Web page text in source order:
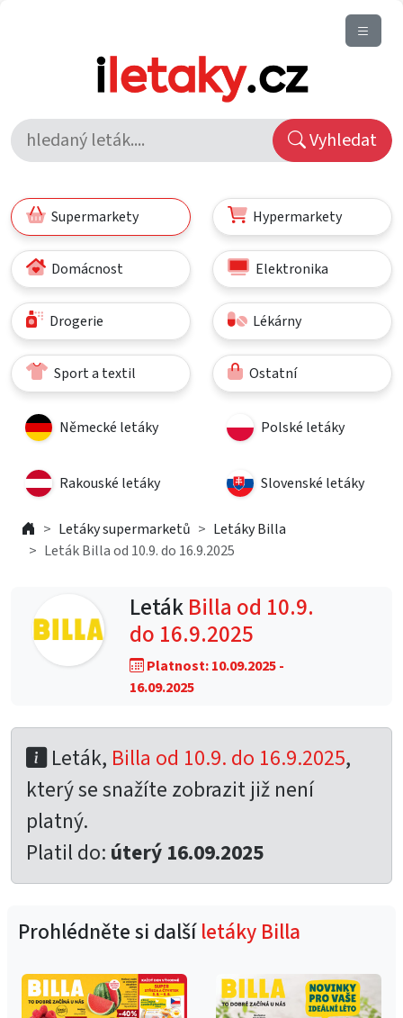
Vyhledat
Supermarkety Hypermarkety
Domácnost Elektronika
Drogerie Lékárny
Sport a textil Ostatní
Německé letáky Polské letáky
Rakouské letáky Slovenské letáky
Letáky supermarketů
Letáky Billa
Leták Billa od 10.9. do 16.9.2025
LetákBilla od 10.9.
do 16.9.2025
Platnost: 10.09.2025 -
16.09.2025
Leták, Billa od 10.9. do 16.9.2025,
který se snažíte zobrazit již není
platný.
Platil do: úterý 16.09.2025
Prohlédněte si dalšíletáky Billa